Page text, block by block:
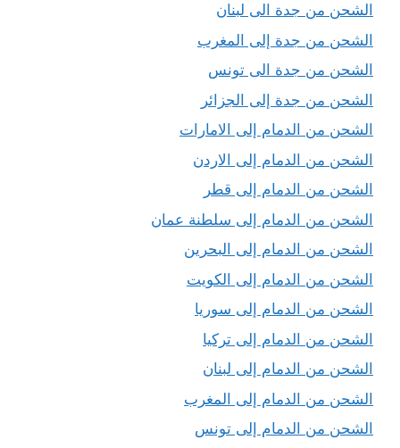
الشحن من جدة الى لبنان
الشحن من جدة إلى المغرب
الشحن من جدة الى تونس
الشحن من جدة إلى الجزائر
الشحن من الدمام إلى الامارات
الشحن من الدمام إلى الاردن
الشحن من الدمام إلى قطر
الشحن من الدمام إلى سلطنة عمان
الشحن من الدمام إلى البحرين
الشحن من الدمام إلى الكويت
الشحن من الدمام إلى سوريا
الشحن من الدمام إلى تركيا
الشحن من الدمام إلى لبنان
الشحن من الدمام إلى المغرب
الشحن من الدمام إلى تونس